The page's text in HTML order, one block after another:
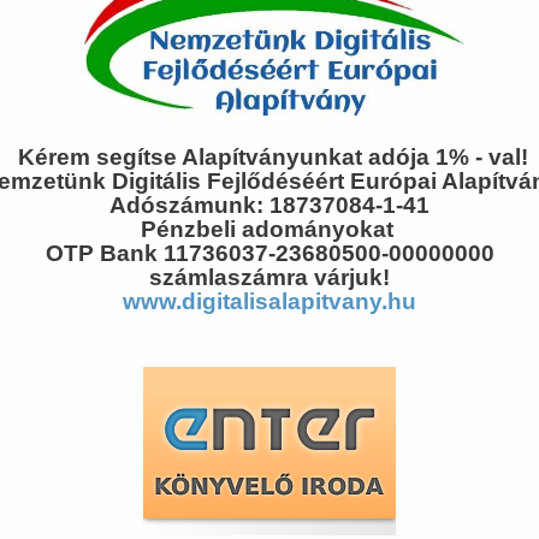
Kérem segítse Alapítványunkat adója 1% - val!
Digitális Fejlődéséért Európai
Adószámunk: 18737084-1-41
Pénzbeli adományokat
OTP Bank 11736037-23680500-00000000
számlaszámra várjuk!
www.digitalisalapitvany.hu